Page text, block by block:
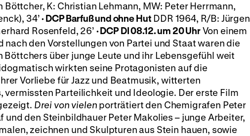
Böttcher, K: Christian Lehmann, MW: Peter Herrmann,
34’·DCP Barfuß und ohne Hut DDR 1964, R/B: Jürgen
Rosenfeld, 26’ ·DCP DI 08.12. um 20 UhrVon einem
den Vorstellungen von Partei und Staat waren die
über junge Leute und ihr Lebensgefühl weit
wirkten seine Protagonisten auf die
Vorliebe für Jazz und Beatmusik, witterten
Parteilichkeit und Ideologie. Der erste Film
Drei von vielen porträtiert den Chemigrafen Peter
und den Steinbildhauer Peter Makolies – junge Arbeiter,
zeichnen und Skulpturen aus Stein hauen, sowie